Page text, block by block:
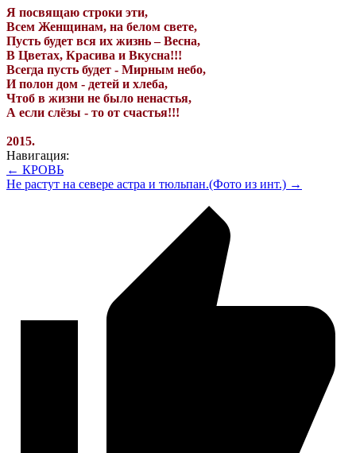
Я посвящаю строки эти,
Всем Женщинам, на белом свете,
Пусть будет вся их жизнь – Весна,
В Цветах, Красива и Вкусна!!!
Всегда пусть будет - Мирным небо,
И полон дом - детей и хлеба,
Чтоб в жизни не было ненастья,
А если слёзы - то от счастья!!!
2015.
Навигация:
← КРОВЬ
Не растут на севере астра и тюльпан.(Фото из инт.) →